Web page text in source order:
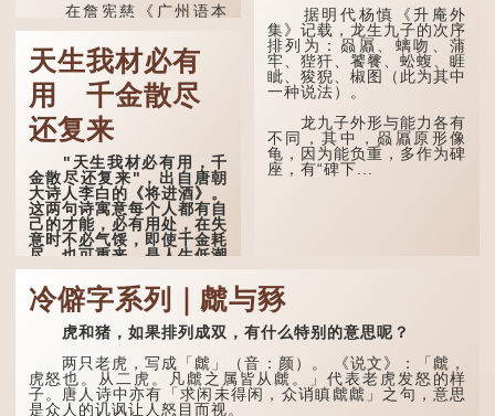
在詹宪慈《广州语本
语有曰『一个银钱大夿
夿』。」
「夿」形​​容大，「一个
银钱大夿夿」，就形容金钱
数量之大了。 「大夿夿十
万蚊」，就是说十万元是一
笔大数目了。...
天生我材必有
用 千金散尽
还复来
"天生我材必有用，千
金散尽还复来"，出自唐朝
大诗人李白的《将进酒》。
这两句诗寓意每个人都有自
己的才能，必有用处，在失
意时不必气馁，即使千金耗
尽，也可重来，是人生低潮
时激励向上的名句。
原诗写道："人生得意
须尽欢，莫使金樽空对月。
天生我材必有用，千金散尽
会须一饮三百杯。" 意思是
说：上天给了我才能，必然
有用到的地方；即使千金散
去，也终会重新得到。
据明代杨慎《升庵外
集》记载，龙生九子的次序
排列为：赑屭、螭吻、蒲
牢、狴犴、饕餮、蚣蝮、睚
眦、狻猊、椒图（此为其中
一种说法）。
龙九子外形与能力各有
不同，其中，赑屭原形像
龟，因为能负重，多作为碑
座，有“碑下...
冷僻字系列｜虤与豩
虎和猪，如果排列成双，有什么特别的意思呢？
两只老虎，写成「虤」（音：颜）。 《说文》：「虤，
虎怒也。从二虎。凡虤之属皆从虤。」代表老虎发怒的样
子。唐人诗中亦有「求闲未得闲，众诮瞋虤虤」之句，意思
是众人的讥讽让人怒目而视。